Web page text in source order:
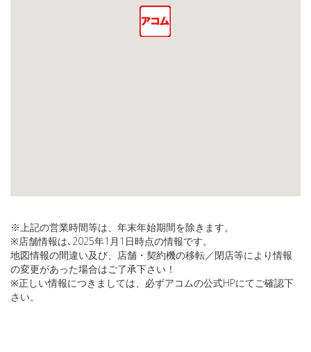
※上記の営業時間等は、年末年始期間を除きます。
※店舗情報は､2025年1月1日時点の情報です。
地図情報の間違い及び、店舗・契約機の移転／閉店等により情報
の変更があった場合はご了承下さい！
※正しい情報につきましては、必ずアコムの公式HPにてご確認下
さい。